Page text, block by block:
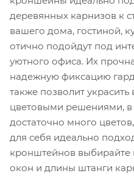
деревянных карнизов к
вашего дома, гостиной,
отично подойдут под
уютного офиса. Их
надежную фиксацию
также позволит
цветовыми решениями, в
достаточно много
для себя идеально
кронштейнов выбирайте
окон и длины штанги